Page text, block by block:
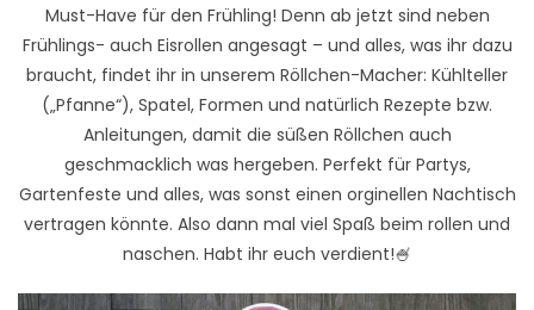
Must-Have für den Frühling! Denn ab jetzt sind neben
Frühlings- auch Eisrollen angesagt – und alles, was ihr dazu
braucht, findet ihr in unserem Röllchen-Macher: Kühlteller
(„Pfanne“), Spatel, Formen und natürlich Rezepte bzw.
Anleitungen, damit die süßen Röllchen auch
geschmacklich was hergeben. Perfekt für Partys,
Gartenfeste und alles, was sonst einen orginellen Nachtisch
vertragen könnte. Also dann mal viel Spaß beim rollen und
naschen. Habt ihr euch verdient!🍧